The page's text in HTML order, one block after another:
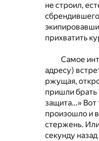
не строил,
прихватить
Самое
адресу)
ржущая,
пришли брать
защита…»
произошло и
стержень.
секунду